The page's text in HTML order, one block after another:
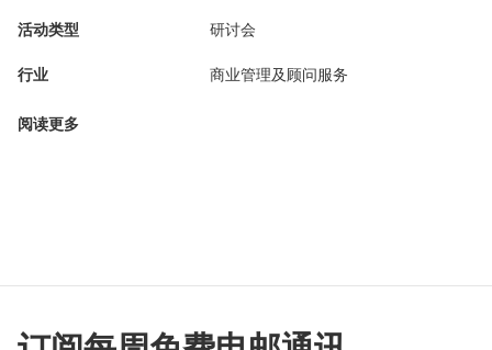
活动类型 研讨会
行业 商业管理及顾问服务
阅读更多